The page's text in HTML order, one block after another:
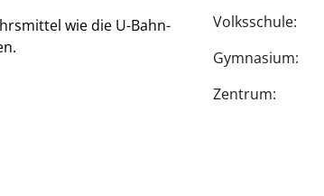
wie die U-Bahn-
Volksschule:
Gymnasium:
Zentrum: